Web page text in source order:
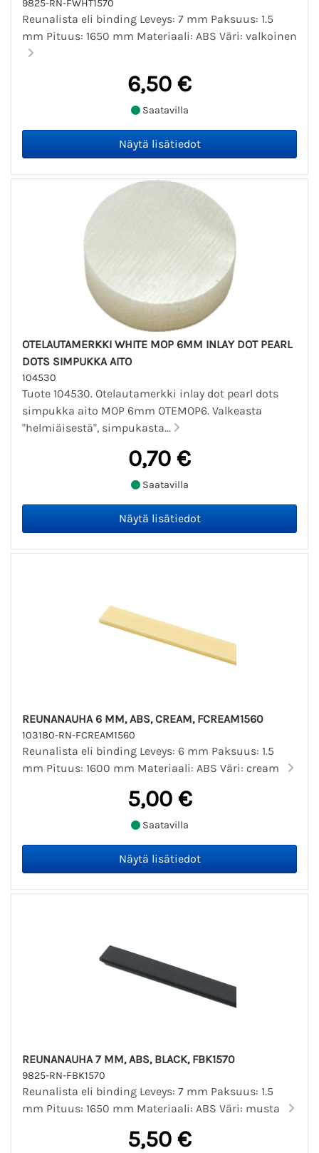
9825-RN-FWHT1570
Reunalista eli binding Leveys: 7 mm Paksuus: 1.5
mm Pituus: 1650 mm Materiaali: ABS Väri: valkoinen
6,50 €
Saatavilla
OTELAUTAMERKKI WHITE MOP 6MM INLAY DOT PEARL
DOTS SIMPUKKA AITO
104530
Tuote 104530. Otelautamerkki inlay dot pearl dots
simpukka aito MOP 6mm OTEMOP6. Valkeasta
"helmiäisestä", simpukasta...
0,70 €
Saatavilla
REUNANAUHA 6 MM, ABS, CREAM, FCREAM1560
103180-RN-FCREAM1560
Reunalista eli binding Leveys: 6 mm Paksuus: 1.5
mm Pituus: 1600 mm Materiaali: ABS Väri: cream
5,00 €
Saatavilla
REUNANAUHA 7 MM, ABS, BLACK, FBK1570
9825-RN-FBK1570
Reunalista eli binding Leveys: 7 mm Paksuus: 1.5
mm Pituus: 1650 mm Materiaali: ABS Väri: musta
5,50 €